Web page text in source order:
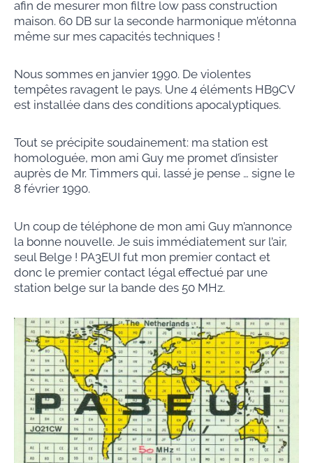
afin de mesurer mon filtre low pass construction
maison. 60 DB sur la seconde harmonique m’étonna
même sur mes capacités techniques !
Nous sommes en janvier 1990. De violentes
tempêtes ravagent le pays. Une 4 éléments HB9CV
est installée dans des conditions apocalyptiques.
Tout se précipite soudainement: ma station est
homologuée, mon ami Guy me promet d’insister
auprès de Mr. Timmers qui, lassé je pense … signe le
8 février 1990.
Un coup de téléphone de mon ami Guy m’annonce
la bonne nouvelle. Je suis immédiatement sur l’air,
seul Belge ! PA3EUI fut mon premier contact et
donc le premier contact légal effectué par une
station belge sur la bande des 50 MHz.